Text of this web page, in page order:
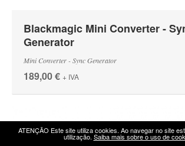
Blackmagic Mini Converter -
Generator
Mini Converter - Sync Generator
189,00 € + IVA
ATENÇÃO Este site utiliza cookies. Ao navegar no site
utilização. Saiba mais sobre o uso de